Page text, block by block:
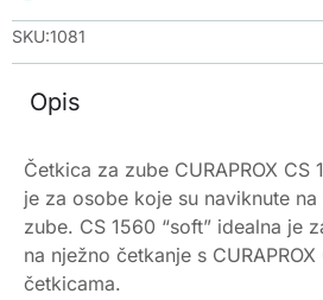
SKU:1081
Opis
Četkica za zube CURAPROX CS
je za osobe koje su naviknute
zube. CS 1560 “soft” idealna je
na nježno četkanje s
četkicama.